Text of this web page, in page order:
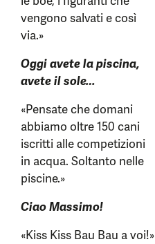
vengono salvati e così
via.»
Oggi avete la piscina,
avete il sole…
«Pensate che domani
abbiamo oltre 150 cani
iscritti alle competizioni
in acqua. Soltanto nelle
piscine.»
Ciao Massimo!
«Kiss Kiss Bau Bau a voi!»